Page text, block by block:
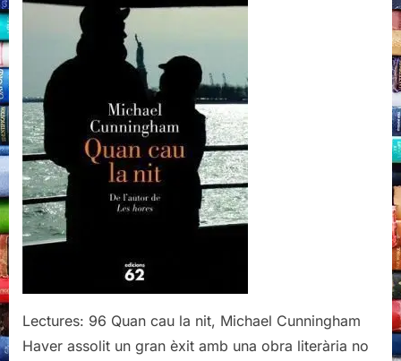
Lectures: 96 Quan cau la nit, Michael Cunningham
Haver assolit un gran èxit amb una obra literària no